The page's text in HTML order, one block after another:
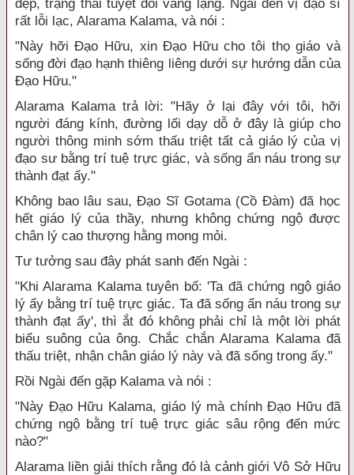
đẹp, trạng thái tuyệt đối vắng lặng. Ngài đến vị đạo sĩ
rất lỗi lạc, Alarama Kalama, và nói :
"Này hỡi Đạo Hữu, xin Đạo Hữu cho tôi thọ giáo và
sống đời đạo hạnh thiêng liêng dưới sự hướng dẫn của
Đạo Hữu."
Alarama Kalama trả lời: "Hãy ở lại đây với tôi, hỡi
người đáng kính, đường lối dạy dỗ ở đây là giúp cho
người thông minh sớm thấu triệt tất cả giáo lý của vị
đạo sư bằng trí tuệ trực giác, và sống ẩn náu trong sự
thành đạt ấy."
Không bao lâu sau, Đạo Sĩ Gotama (Cồ Đàm) đã học
hết giáo lý của thầy, nhưng không chứng ngộ được
chân lý cao thượng hằng mong mỏi.
Tư tưởng sau đây phát sanh đến Ngài :
"Khi Alarama Kalama tuyên bố: 'Ta đã chứng ngộ giáo
lý ấy bằng trí tuệ trực giác. Ta đã sống ẩn náu trong sự
thành đạt ấy', thì ắt đó không phải chỉ là một lời phát
biểu suông của ông. Chắc chắn Alarama Kalama đã
thấu triệt, nhận chân giáo lý này và đã sống trong ấy."
Rồi Ngài đến gặp Kalama và nói :
"Này Đạo Hữu Kalama, giáo lý mà chính Đạo Hữu đã
chứng ngộ bằng trí tuệ trực giác sâu rộng đến mức
nào?"
Alarama liền giải thích rằng đó là cảnh giới Vô Sở Hữu